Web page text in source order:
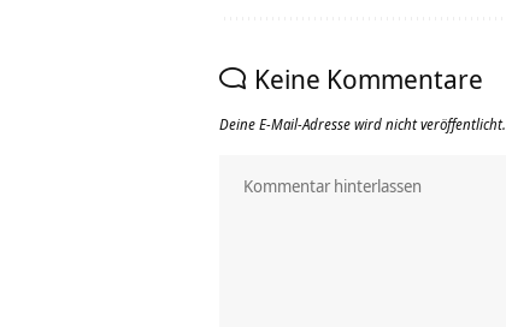
Keine Kommentare
Deine E-Mail-Adresse wird nicht veröffentlicht.